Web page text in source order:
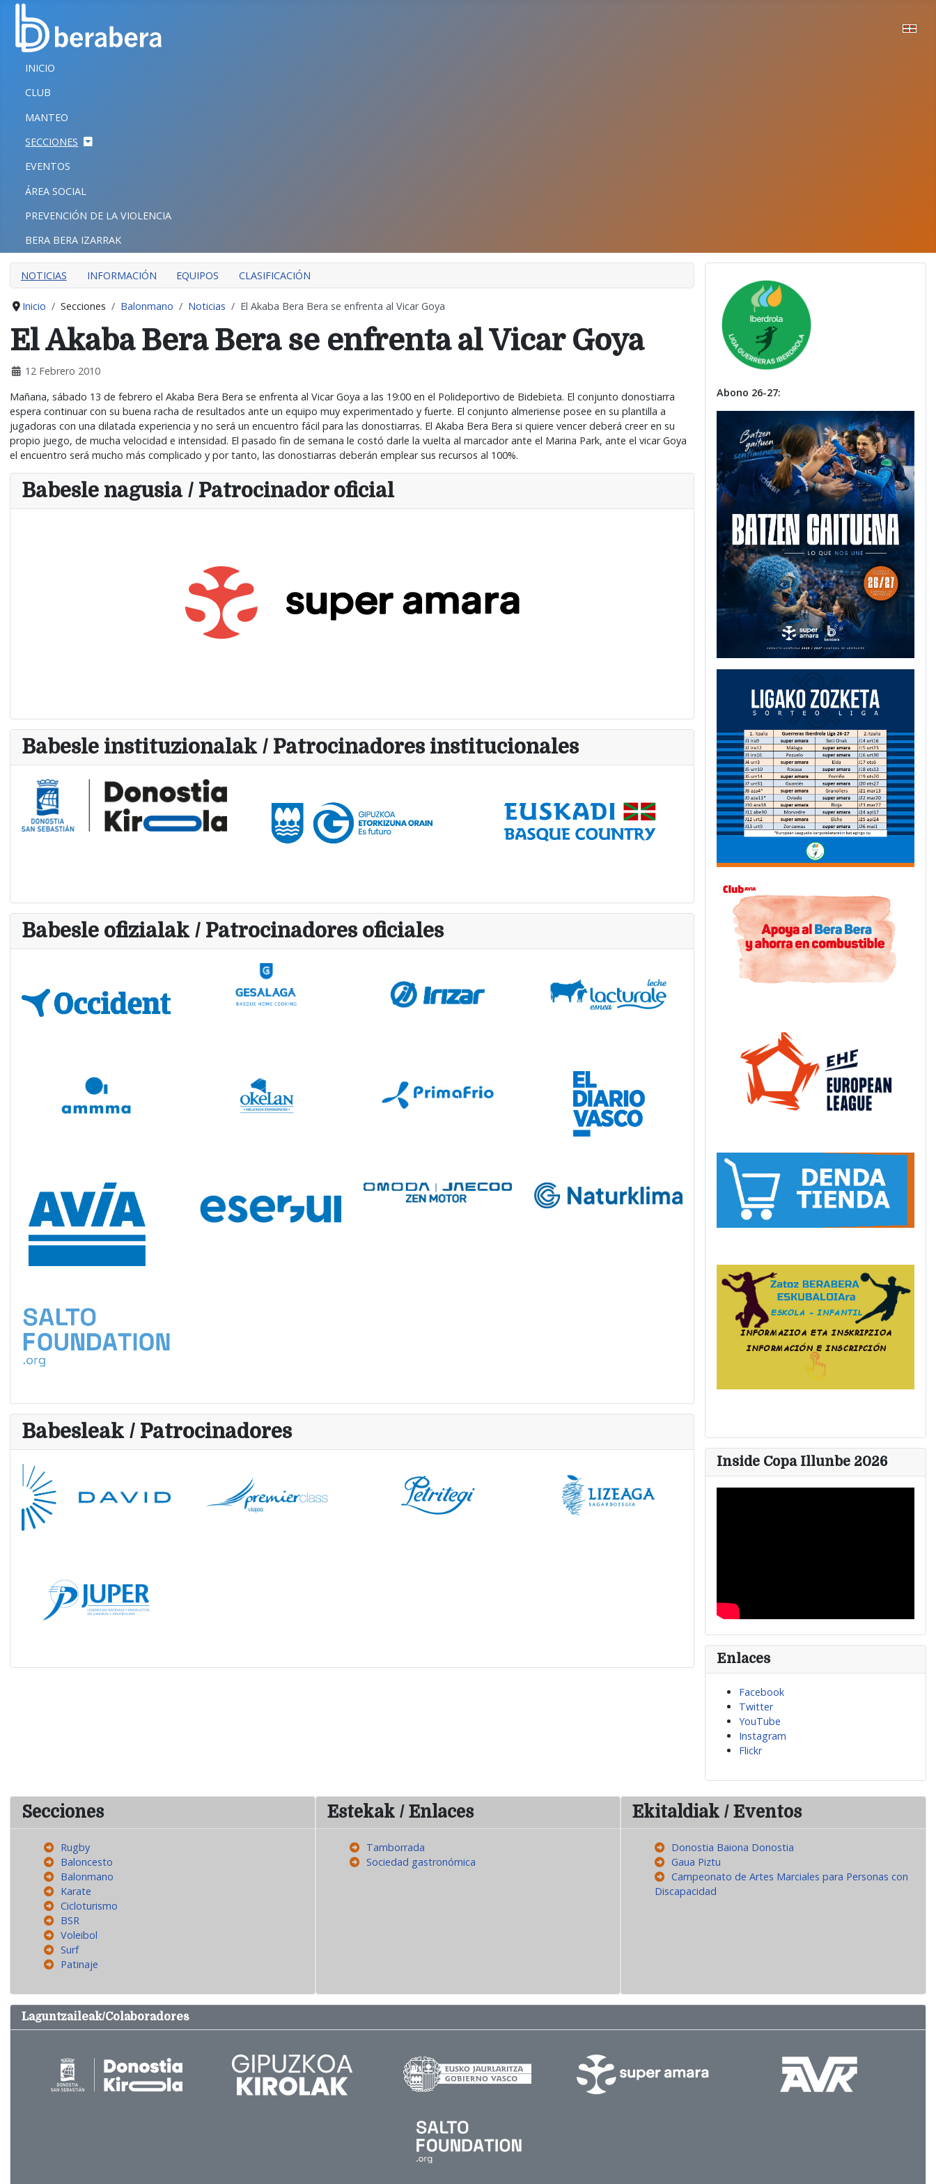
CERRAR
INICIO
CLUB
MANTEO
SECCIONES
EVENTOS
ÁREA SOCIAL
PREVENCIÓN DE LA VIOLENCIA
BERA BERA IZARRAK
INICIO
CLUB
MANTEO
SECCIONES
EVENTOS
ÁREA SOCIAL
PREVENCIÓN DE LA VIOLENCIA
BERA BERA IZARRAK
NOTICIAS INFORMACIÓN EQUIPOS CLASIFICACIÓN
Inicio Secciones Balonmano Noticias El Akaba Bera Bera se enfrenta al Vicar Goya
El Akaba Bera Bera se enfrenta al Vicar Goya
12 Febrero 2010
Mañana, sábado 13 de febrero el Akaba Bera Bera se enfrenta al Vicar Goya a las 19:00 en el Polideportivo de Bidebieta. El conjunto donostiarra
espera continuar con su buena racha de resultados ante un equipo muy experimentado y fuerte. El conjunto almeriense posee en su plantilla a
jugadoras con una dilatada experiencia y no será un encuentro fácil para las donostiarras. El Akaba Bera Bera si quiere vencer deberá creer en su
propio juego, de mucha velocidad e intensidad. El pasado fin de semana le costó darle la vuelta al marcador ante el Marina Park, ante el vicar Goya
el encuentro será mucho más complicado y por tanto, las donostiarras deberán emplear sus recursos al 100%.
Babesle nagusia / Patrocinador oficial
Babesle instituzionalak / Patrocinadores institucionales
Babesle ofizialak / Patrocinadores oficiales
Babesleak / Patrocinadores
Abono 26-27:
Inside Copa Illunbe 2026
Enlaces
Facebook
Twitter
YouTube
Instagram
Flickr
Secciones
Rugby
Baloncesto
Balonmano
Karate
Cicloturismo
BSR
Voleibol
Surf
Patinaje
Estekak / Enlaces
Tamborrada
Sociedad gastronómica
Ekitaldiak / Eventos
Donostia Baiona Donostia
Gaua Piztu
Campeonato de Artes Marciales para Personas con
Discapacidad
Laguntzaileak/Colaboradores